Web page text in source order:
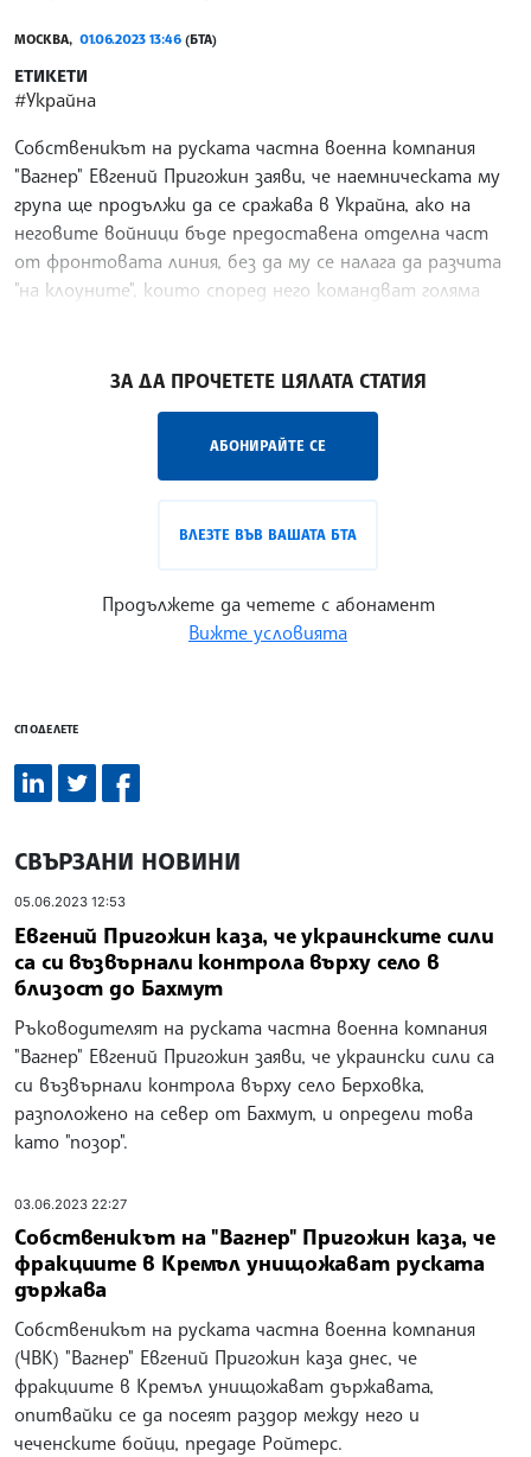
МОСКВА, 01.06.2023 13:46 (БТА)
ЕТИКЕТИ
#Украйна
Собственикът на руската частна военна компания
"Вагнер" Евгений Пригожин заяви, че наемническата му
група ще продължи да се сражава в Украйна, ако на
неговите войници бъде предоставена отделна част
от фронтовата линия, без да му се налага да разчита
"на клоуните", които според него командват голяма
ЗА ДА ПРОЧЕТЕТЕ ЦЯЛАТА СТАТИЯ
АБОНИРАЙТЕ СЕ
ВЛЕЗТЕ ВЪВ ВАШАТА БТА
Продължете да четете с абонамент
Вижте условията
СПОДЕЛЕТЕ
СВЪРЗАНИ НОВИНИ
05.06.2023 12:53
Евгений Пригожин каза, че украинските сили
са си възвърнали контрола върху село в
близост до Бахмут
Ръководителят на руската частна военна компания
"Вагнер" Евгений Пригожин заяви, че украински сили са
си възвърнали контрола върху село Берховка,
разположено на север от Бахмут, и определи това
като "позор".
03.06.2023 22:27
Собственикът на "Вагнер" Пригожин каза, че
фракциите в Кремъл унищожават руската
държава
Собственикът на руската частна военна компания
(ЧВК) "Вагнер" Евгений Пригожин каза днес, че
фракциите в Кремъл унищожават държавата,
опитвайки се да посеят раздор между него и
чеченските бойци, предаде Ройтерс.